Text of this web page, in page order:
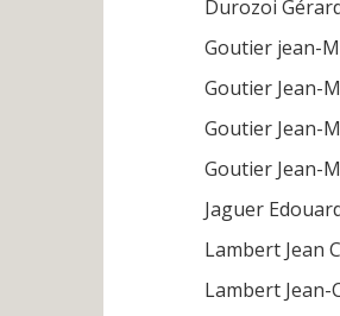
Durozoi
Goutier jean-
Goutier Jean-
Goutier Jean-
Goutier Jean-
Jaguer
Lambert Jean
Lambert Jean-